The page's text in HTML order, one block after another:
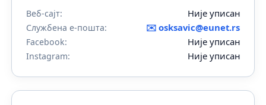
Веб-сајт: Није уписан
Службена е-пошта: ✉️ osksavic@eunet.rs
Facebook: Није уписан
Instagram: Није уписан